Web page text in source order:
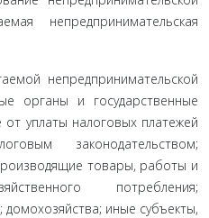
непредпринимательская
непредпринимательской
органы и государственные
уплаты налоговых платежей
законодательством;
товары, работы и
потребления;
иные субъекты,